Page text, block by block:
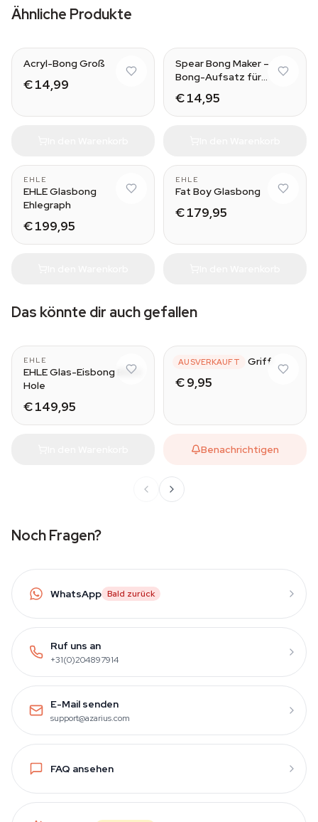
Ähnliche Produkte
Acryl-Bong Groß
€ 14,99
Spear Bong Maker –
Bong-Aufsatz für
€ 14,95
EHLE
EHLE Glasbong
Ehlegraph
€ 199,95
EHLE
Fat Boy Glasbong
€ 179,95
Das könnte dir auch gefallen
EHLE
EHLE Glas-Eisbong Black
Hole
€ 149,95
AUSVERKAUFT
Glas-Bong mit Griff
€ 9,95
Benachrichtigen
Noch Fragen?
WhatsApp Bald zurück
Ruf uns an
+31(0)204897914
E-Mail senden
support@azarius.com
FAQ ansehen